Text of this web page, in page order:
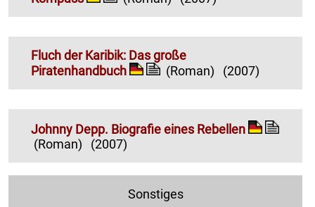
Fluch der Karibik: Das große
Piratenhandbuch
(Roman) (2007)
Johnny Depp. Biografie eines Rebellen
(Roman)
(2007)
Sonstiges